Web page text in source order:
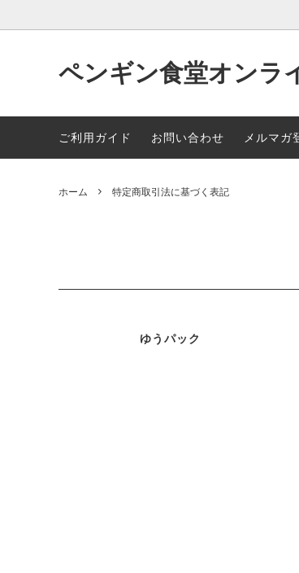
ペンギン食堂オンラ
領収書や納品書の発行について
ご利用ガイド お問い合わせ メルマガ
ホーム 特定商取引法に基づく表記
ゆうパック